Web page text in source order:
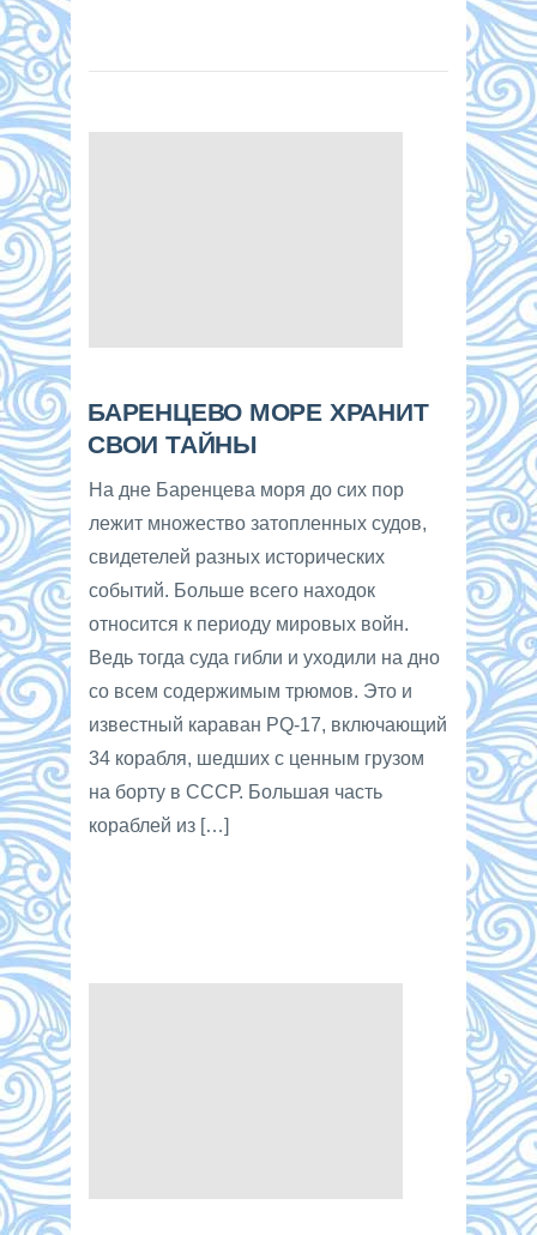
БАРЕНЦЕВО МОРЕ ХРАНИТ
СВОИ ТАЙНЫ
На дне Баренцева моря до сих пор
лежит множество затопленных судов,
свидетелей разных исторических
событий. Больше всего находок
относится к периоду мировых войн.
Ведь тогда суда гибли и уходили на дно
со всем содержимым трюмов. Это и
известный караван PQ-17, включающий
34 корабля, шедших с ценным грузом
на борту в СССР. Большая часть
кораблей из […]